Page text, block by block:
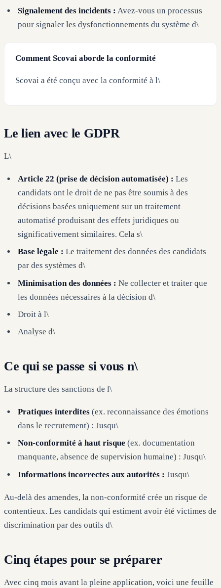
Signalement des incidents : Avez-vous un processus
pour signaler les dysfonctionnements du système d\
Comment Scovai aborde la conformité
Scovai a été conçu avec la conformité à l\
Le lien avec le GDPR
L\
Article 22 (prise de décision automatisée) : Les
candidats ont le droit de ne pas être soumis à des
décisions basées uniquement sur un traitement
automatisé produisant des effets juridiques ou
significativement similaires. Cela s\
Base légale : Le traitement des données des candidats
par des systèmes d\
Minimisation des données : Ne collecter et traiter que
les données nécessaires à la décision d\
Droit à l\
Analyse d\
Ce qui se passe si vous n\
La structure des sanctions de l\
Pratiques interdites (ex. reconnaissance des émotions
dans le recrutement) : Jusqu\
Non-conformité à haut risque (ex. documentation
manquante, absence de supervision humaine) : Jusqu\
Informations incorrectes aux autorités : Jusqu\
Au-delà des amendes, la non-conformité crée un risque de
contentieux. Les candidats qui estiment avoir été victimes de
discrimination par des outils d\
Cinq étapes pour se préparer
Avec cinq mois avant la pleine application, voici une feuille